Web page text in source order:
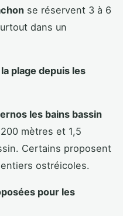
se réservent 3 à 6
dans un
plage depuis les
les bains bassin
mètres et 1,5
Certains proposent
ostréicoles.
pour les